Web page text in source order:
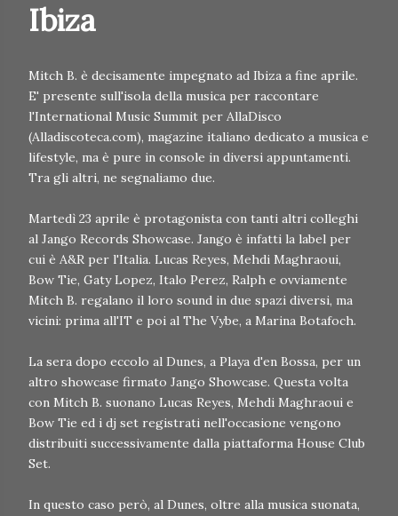
Ibiza
Mitch B. è decisamente impegnato ad Ibiza a fine aprile.
E' presente sull'isola della musica per raccontare
l'International Music Summit per AllaDisco
(Alladiscoteca.com), magazine italiano dedicato a musica e
lifestyle, ma è pure in console in diversi appuntamenti.
Tra gli altri, ne segnaliamo due.
Martedì 23 aprile è protagonista con tanti altri colleghi
al Jango Records Showcase. Jango è infatti la label per
cui è A&R per l'Italia. Lucas Reyes, Mehdi Maghraoui,
Bow Tie, Gaty Lopez, Italo Perez, Ralph e ovviamente
Mitch B. regalano il loro sound in due spazi diversi, ma
vicini: prima all'IT e poi al The Vybe, a Marina Botafoch.
La sera dopo eccolo al Dunes, a Playa d'en Bossa, per un
altro showcase firmato Jango Showcase. Questa volta
con Mitch B. suonano Lucas Reyes, Mehdi Maghraoui e
Bow Tie ed i dj set registrati nell'occasione vengono
distribuiti successivamente dalla piattaforma House Club
Set.
In questo caso però, al Dunes, oltre alla musica suonata,